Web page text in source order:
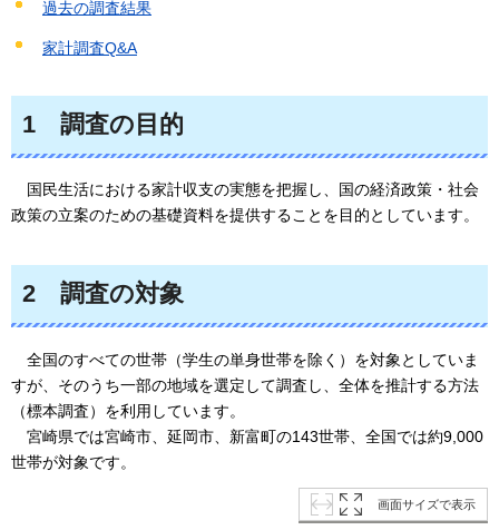
過去の調査結果
家計調査Q&A
1 調査の目的
国民生活における家計収支の実態を把握し、 国の経済政策・社会
政策の立案のための基礎資料を提供することを目的としています。
2 調査の対象
全国のすべての世帯 （学生の単身世帯を除く）を対象としていま
すが、そのうち一部の地域を選定して調査し、全体を推計する方法
（標本調査）を利用しています。
宮崎県では宮崎市、 延岡市、新富町の143世帯、全国では約9,000
世帯が対象です。
画面サイズで表示